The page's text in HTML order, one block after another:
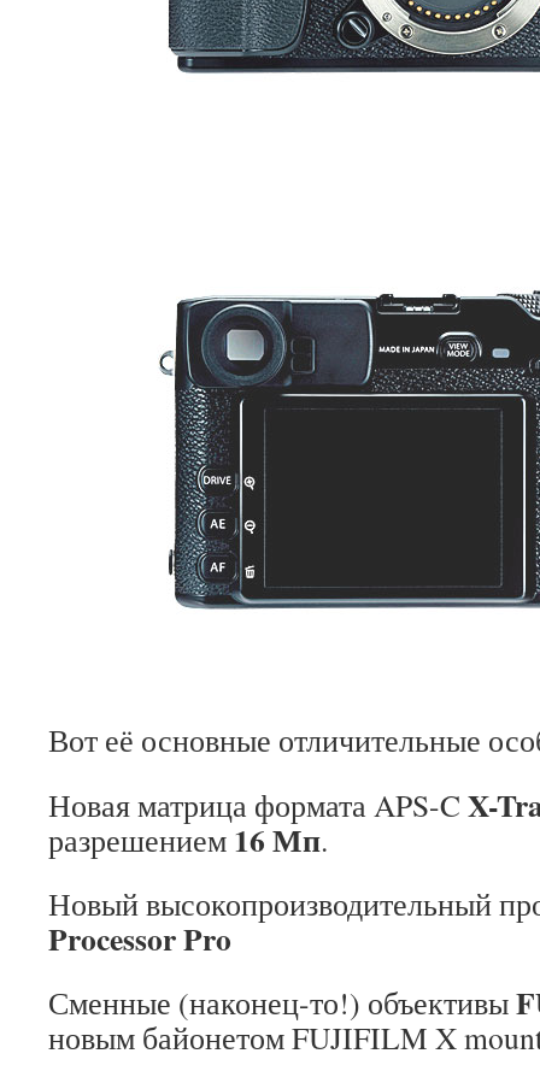
Вот её основные отличительные
Новая матрица формата APS-C X-
разрешением 16 Мп.
Новый высокопроизводительный
Processor Pro
Сменные (наконец-то!) объективы
новым байонетом FUJIFILM X